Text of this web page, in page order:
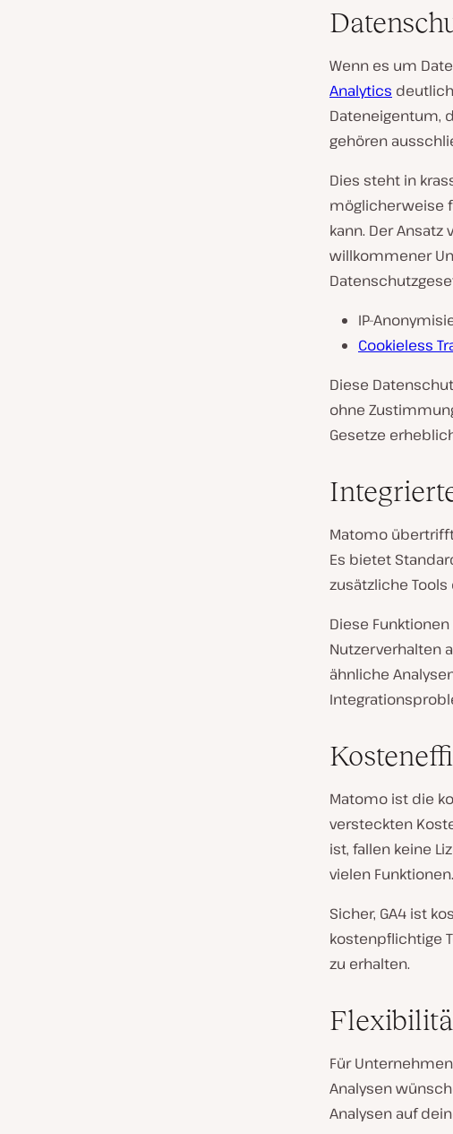
Wenn es um
Analytics
Dateneigentum,
gehören
Dies steht in
möglicherweise
kann. Der
willkommener
IP-
Cookieless
Diese
ohne
Gesetze
Matomo
Es bietet
zusätzliche
Diese
Nutzerverhalten
ähnliche
Matomo ist die
versteckten
ist, fallen keine
vielen Funktionen.
Sicher, GA4 ist
kostenpflichtige
zu erhalten.
Für
Analysen
Analysen auf